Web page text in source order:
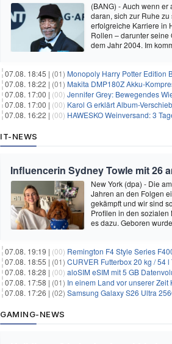
(BANG) - Auch wenn
daran, sich zur Ruhe
erfolgreiche Karriere in
Rollen – darunter
dem Jahr 2004. Im
07.08. 18:45 | (01) Monopoly Harry Potter Edition
07.08. 18:22 | (01) Makita DMP180Z Akku-
07.08. 17:00 | (00) Jennifer Grey: Bewegendes
07.08. 17:00 | (00) Karol G erklärt Album-
07.08. 16:22 | (00) HAWESKO Weinversand: 3
IT-NEWS
Influencerin Sydney Towle mit 26
New York (dpa) - Die
Jahren an den Folgen
gekämpft und wir sind
Profilen in den
es dazu. Geboren
07.08. 19:19 | (00) Remington F4 Style Series
07.08. 18:55 | (01) CURVER Futterbox 20 kg / 54
07.08. 18:28 | (00) aloSIM eSIM mit 5 GB
07.08. 17:58 | (01) In einem Land vor unserer
07.08. 17:26 | (02) Samsung Galaxy S26 Ultra
GAMING-NEWS